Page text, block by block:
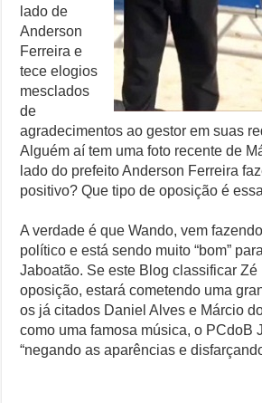
lado de
Anderson
Ferreira e
tece elogios
mesclados
de
agradecimentos ao gestor em suas
Alguém aí tem uma foto recente de
lado do prefeito Anderson Ferreira
positivo? Que tipo de oposição é
A verdade é que Wando, vem
político e está sendo muito “bom”
Jaboatão. Se este Blog classificar Zé
oposição, estará cometendo uma
os já citados Daniel Alves e Márcio
como uma famosa música, o PCdoB
“negando as aparências e